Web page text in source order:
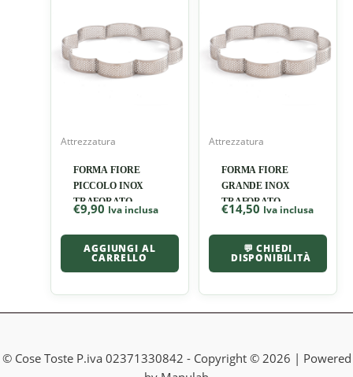
Attrezzatura
FORMA FIORE
PICCOLO INOX
TRAFORATO
€9,90 Iva inclusa
AGGIUNGI AL
CARRELLO
Attrezzatura
FORMA FIORE
GRANDE INOX
TRAFORATO
€14,50 Iva inclusa
💬 CHIEDI
DISPONIBILITÀ
© Cose Toste P.iva 02371330842 - Copyright © 2026 | Powered